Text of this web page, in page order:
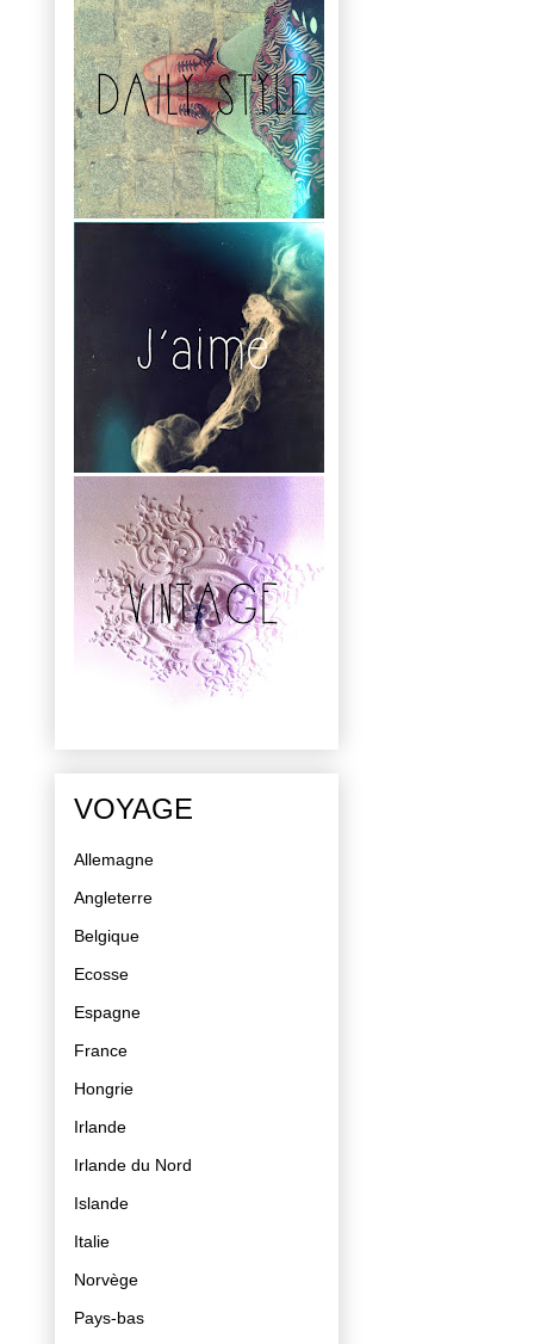
VOYAGE
Allemagne
Angleterre
Belgique
Ecosse
Espagne
France
Hongrie
Irlande
Irlande du Nord
Islande
Italie
Norvège
Pays-bas